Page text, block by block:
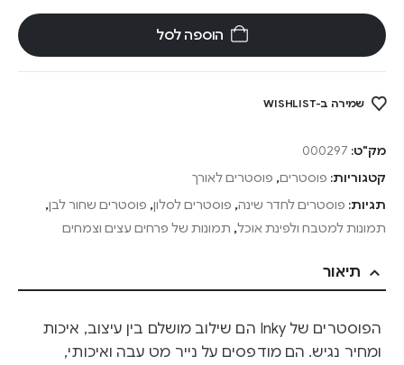
הוספה לסל
שמירה ב-WISHLIST
מק"ט: 000297
קטגוריות: פוסטרים, פוסטרים לאורך
תגיות: פוסטרים לחדר שינה, פוסטרים לסלון, פוסטרים שחור לבן,
תמונות למטבח ולפינת אוכל, תמונות של פרחים עצים וצמחים
תיאור
הפוסטרים של Inky הם שילוב מושלם בין עיצוב, איכות
ומחיר נגיש. הם מודפסים על נייר מט עבה ואיכותי,